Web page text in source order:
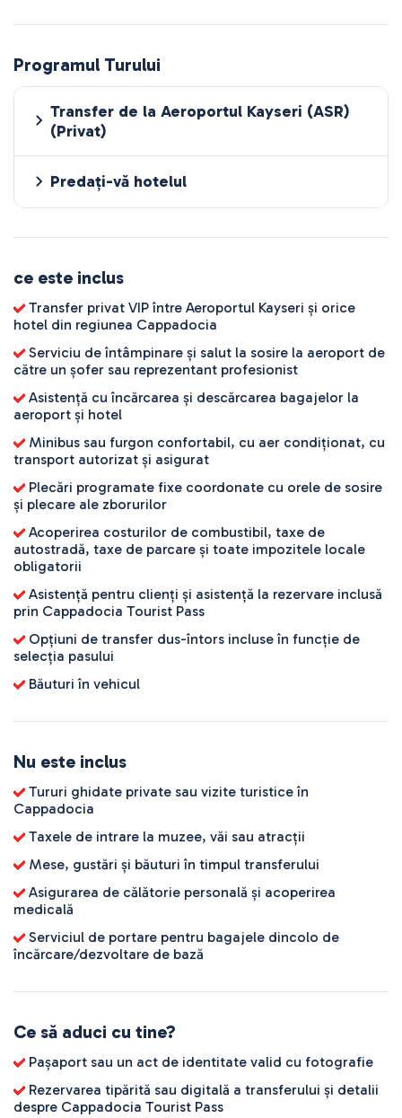
Programul Turului
Transfer de la Aeroportul Kayseri (ASR)
(Privat)
Predați-vă hotelul
ce este inclus
Transfer privat VIP între Aeroportul Kayseri și orice
hotel din regiunea Cappadocia
Serviciu de întâmpinare și salut la sosire la aeroport de
către un șofer sau reprezentant profesionist
Asistență cu încărcarea și descărcarea bagajelor la
aeroport și hotel
Minibus sau furgon confortabil, cu aer condiționat, cu
transport autorizat și asigurat
Plecări programate fixe coordonate cu orele de sosire
și plecare ale zborurilor
Acoperirea costurilor de combustibil, taxe de
autostradă, taxe de parcare și toate impozitele locale
obligatorii
Asistență pentru clienți și asistență la rezervare inclusă
prin Cappadocia Tourist Pass
Opțiuni de transfer dus-întors incluse în funcție de
selecția pasului
Băuturi în vehicul
Nu este inclus
Tururi ghidate private sau vizite turistice în
Cappadocia
Taxele de intrare la muzee, văi sau atracții
Mese, gustări și băuturi în timpul transferului
Asigurarea de călătorie personală și acoperirea
medicală
Serviciul de portare pentru bagajele dincolo de
încărcare/dezvoltare de bază
Ce să aduci cu tine?
Pașaport sau un act de identitate valid cu fotografie
Rezervarea tipărită sau digitală a transferului și detalii
despre Cappadocia Tourist Pass